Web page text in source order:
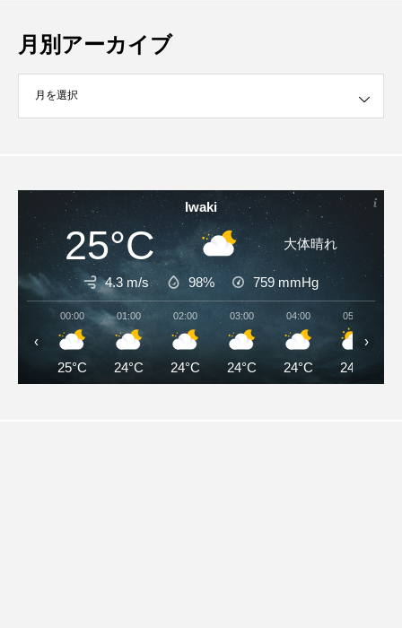
月別アーカイブ
ブ
Iwaki
25°C 大体晴れ
4.3 m/s 98% 759 mmHg
00:00
25°C
01:00
24°C
02:00
24°C
03:00
24°C
04:00
24°C
05:00
24°C
‹ ›